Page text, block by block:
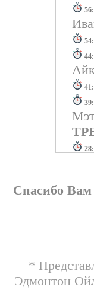
Спасибо
*
Эдмонтон